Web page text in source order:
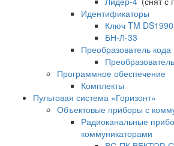
Идентификаторы
Ключ TM DS1990
БН-Л-33
Преобразователь кода
Программное обеспечение
Комплекты
Пультовая система «Горизонт»
Объектовые приборы с
Радиоканальные
коммуникаторами